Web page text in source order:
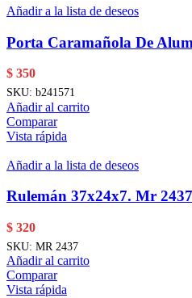
Añadir a la lista de deseos
Porta Caramañola De
$ 350
SKU: b241571
Añadir al carrito
Comparar
Vista rápida
Añadir a la lista de deseos
Rulemán 37x24x7. Mr 2437
$ 320
SKU: MR 2437
Añadir al carrito
Comparar
Vista rápida